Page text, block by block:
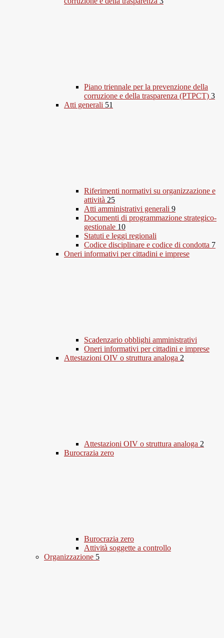
Piano triennale per la prevenzione della
corruzione e della trasparenza (PTPCT) 3
Atti generali 51
Riferimenti normativi su organizzazione e
attività 25
Atti amministrativi generali 9
Documenti di programmazione strategico-
gestionale 10
Statuti e leggi regionali
Codice disciplinare e codice di condotta 7
Oneri informativi per cittadini e imprese
Scadenzario obblighi amministrativi
Oneri informativi per cittadini e imprese
Attestazioni OIV o struttura analoga 2
Attestazioni OIV o struttura analoga 2
Burocrazia zero
Burocrazia zero
Attività soggette a controllo
Organizzazione 5